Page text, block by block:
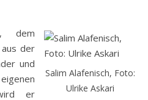
Salim Alafenisch, Foto:
Ulrike Askari
, dem
der
und
er